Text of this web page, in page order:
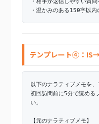
・相手が返信しやすい質
・温かみのある150字以内
テンプレート④：
以下のナラティブメモを
初回訪問前に5分で読める
い。
【元のナラティブメモ】